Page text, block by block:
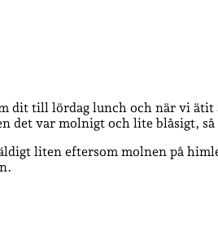
dit till lördag lunch och när vi
det var molnigt och lite blåsigt,
liten eftersom molnen på